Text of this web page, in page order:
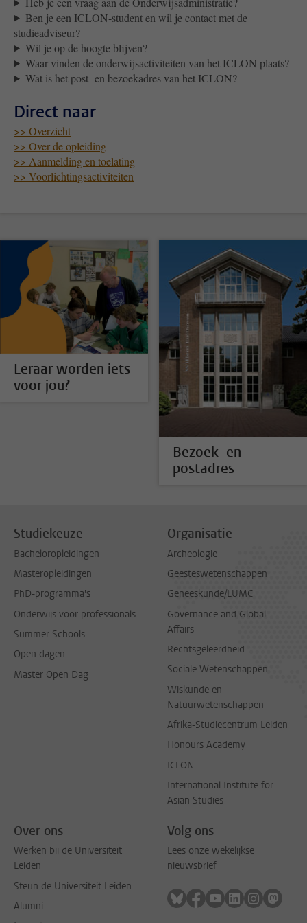
Ben je een ICLON-student en wil je contact met de
studieadviseur?
Wil je op de hoogte blijven?
Waar vinden de onderwijsactiviteiten van het ICLON plaats?
Wat is het post- en bezoekadres van het ICLON?
Direct naar
>> Overzicht
>> Over de opleiding
>> Aanmelding en toelating
>> Voorlichtingsactiviteiten
Leraar worden iets
voor jou?
Bezoek- en
postadres
Studiekeuze
Bacheloropleidingen
Masteropleidingen
PhD-programma's
Onderwijs voor professionals
Summer Schools
Open dagen
Master Open Dag
Organisatie
Archeologie
Geesteswetenschappen
Geneeskunde/LUMC
Governance and Global
Affairs
Rechtsgeleerdheid
Sociale Wetenschappen
Wiskunde en
Natuurwetenschappen
Afrika-Studiecentrum Leiden
Honours Academy
ICLON
International Institute for
Asian Studies
Over ons
Werken bij de Universiteit
Leiden
Steun de Universiteit Leiden
Alumni
Volg ons
Lees onze wekelijkse
nieuwsbrief
Volg ons op bluesky
Volg ons op facebook
Volg ons op
Volg ons op
Volg ons
Volg